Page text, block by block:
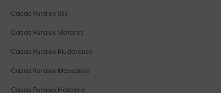
Casas Rurales Sils
Casas Rurales Vidreres
Casas Rurales Riudarenes
Casas Rurales Massanes
Casas Rurales Hostalric